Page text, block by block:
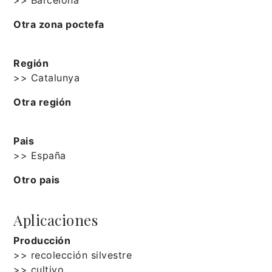
Otra zona poctefa
Región
>> Catalunya
Otra región
Pais
>> España
Otro pais
Aplicaciones
Producción
>> recolección silvestre
>> cultivo